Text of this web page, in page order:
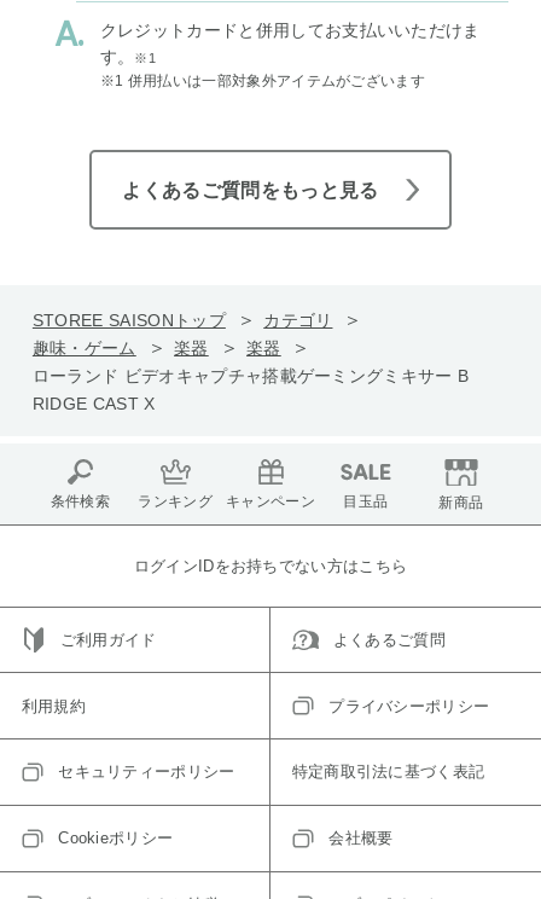
クレジットカードと併用してお支払いいただけま
す。
※1
※1 併用払いは一部対象外アイテムがございます
よくあるご質問をもっと見る
STOREE SAISONトップ
カテゴリ
趣味・ゲーム
楽器
楽器
ローランド ビデオキャプチャ搭載ゲーミングミキサー B
RIDGE CAST X
条件検索 ランキング キャンペーン 目玉品 新商品
ログインIDをお持ちでない方はこちら
ご利用ガイド よくあるご質問
利用規約 プライバシーポリシー
セキュリティーポリシー 特定商取引法に基づく表記
Cookieポリシー 会社概要